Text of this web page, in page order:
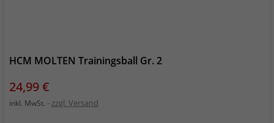
HCM MOLTEN Trainingsball Gr. 2
Preis
24,99 €
inkl. MwSt. zzgl. Versand